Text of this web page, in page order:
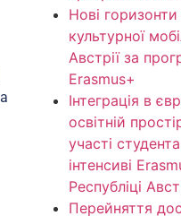
Нові
культурної
Австрії за
Erasmus+
Інтеграція в
освітній
участі
інтенсиві
Республіці
Перейняття